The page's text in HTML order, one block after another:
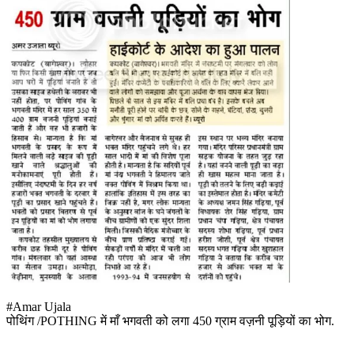
#Amar Ujala
पोथिंग /POTHING में माँ भगवती को लगा 450 ग्राम वज़नी पूड़ियों का भोग.